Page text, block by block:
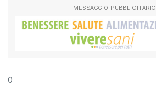
MESSAGGIO PUBBLICITARIO
0